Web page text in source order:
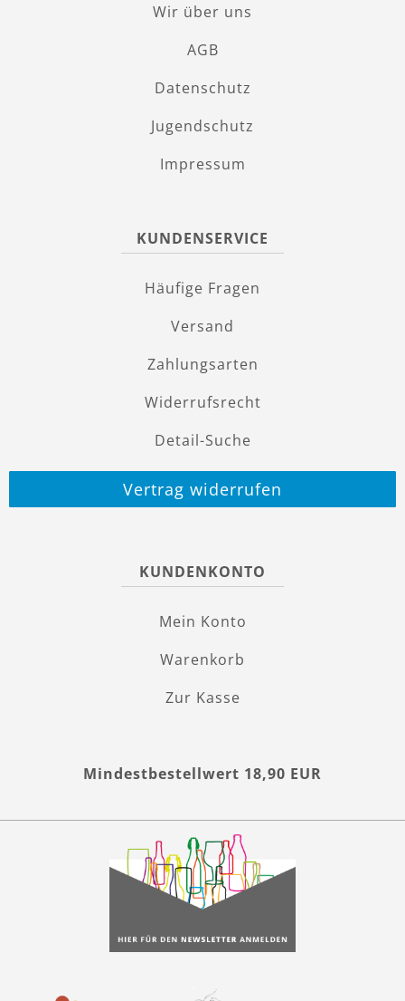
Wir über uns
AGB
Datenschutz
Jugendschutz
Impressum
KUNDENSERVICE
Häufige Fragen
Versand
Zahlungsarten
Widerrufsrecht
Detail-Suche
Vertrag widerrufen
KUNDENKONTO
Mein Konto
Warenkorb
Zur Kasse
Mindestbestellwert 18,90 EUR